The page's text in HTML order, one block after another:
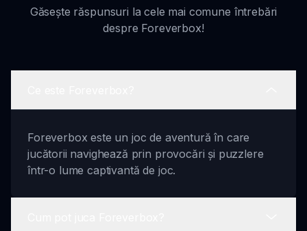
Găsește răspunsuri la cele mai comune întrebări
despre Foreverbox!
Foreverbox este un joc de aventură în care
jucătorii navighează prin provocări și puzzlere
într-o lume captivantă de joc.